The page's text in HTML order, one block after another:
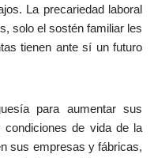
La precariedad laboral
solo el sostén familiar les
tienen ante sí un futuro
para aumentar sus
de vida de la
sus empresas y fábricas,